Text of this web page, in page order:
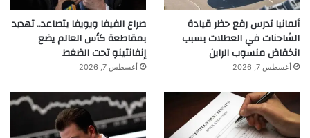
المتحدة الأمريكية: جامعة أوسلو، معهد ماكس
بلانك، جامعة برشلونة، جامعة كامبريدج، جامعة
ميلانو وغيرها. أتاحت الجهود المشتركة إنشاء
خريطة أكثر تفصيلاً للتغيرات الهيكلية في الدماغ مع
تقدم العمر وتأثيرها على الذاكرة.
ألمانيا تدرس رفع حظر قيادة
الشاحنات في العطلات بسبب
انخفاض منسوب الراين
أغسطس 7, 2026
صراع الفيفا ويويفا يتصاعد.. تهديد
بمقاطعة كأس العالم يضع
إنفانتينو تحت الضغط
أغسطس 7, 2026